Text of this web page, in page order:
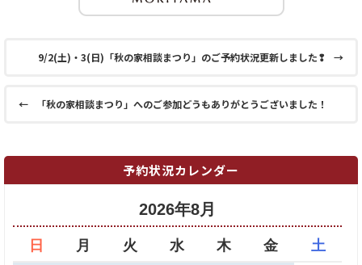
9/2(土)・3(日)「秋の家相談まつり」のご予約状況更新しました❢ →
← 「秋の家相談まつり」へのご参加どうもありがとうございました！
予約状況カレンダー
2026年8月
日 月 火 水 木 金 土